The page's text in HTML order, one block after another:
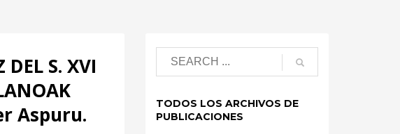
DEL S. XVI
Aspuru.
TODOS LOS ARCHIVOS DE
PUBLICACIONES